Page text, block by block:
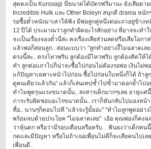
สุดคงเป็น Kurosagi นี่ขนาดได้บัตรฟรีมานะ ยังเสียดาย
Incredible Hulk และ Other Boleyn สนุกดี drama หนัก
รอซื้อตั๋วหนังมาเล่าให้ฟัง มีพ่อลูกคู่หนึ่งต่อแถวอยู่ข้างห
12 ปีได้ ประมาณว่าลูกทำผิดอะไรสักอย่าง ที่อาจจะทำ
จะเป็นเรื่องจองตั๋วนี่ล่ะ คงเรื่องเสียส่วนลดหรือเสียโอก
แล้วพ่อก็สอนลูก.. สอนแบบว่า "ลูกทำอย่างงี้ไม่ฉลาดเล
ตรงนี้ล่ะ.. ตรงไหวพริบ ลูกต้องมีไหวพริบ ลูกต้องคิดให้ไ
ทำ ลูกต่อแถวไปก็น่าจะซื้อไปก่อนไม่ต้องรอพ่อ เงินไม่พ
แก้ปัญหาเฉพาะหน้าไปก่อน ซื้อไปก่อนใบหนึ่งก็ได้ ถ้าลู
ดูคนเดียวแล้วกัน" แล้วก็เล่นเทปซ้ำไปซ้ำมาตอกย้ำไป
ทำไมพูดรุนแรงขนาดนั้น.. สงสารเด็กมากๆเลย อายุแค่
ภาระรับผิดชอบอะไรขนาดนั้น.. เราก็หันกลับไปมองหน้
ทื่อ.. นานๆก็ตอบไปที "แล้วจะรู้มั้ยอ่ะ" "ทำไมลูกพูดอย่าง
พร้อมจบด้วยประโยค "ไม่ฉลาดเลย" เฮ้อ คุณพ่องก็คงฉ
ว่าหุ้นตก หรือว่ามีรอบเดือนหรือครับ.. ฟันธงว่าเด็กคนนี้
กดและมีปัญหา หรือไม่ถ้าเจอเพื่อนไม่ดีก็จะเสียคนไปเล
เพื่อนดี..